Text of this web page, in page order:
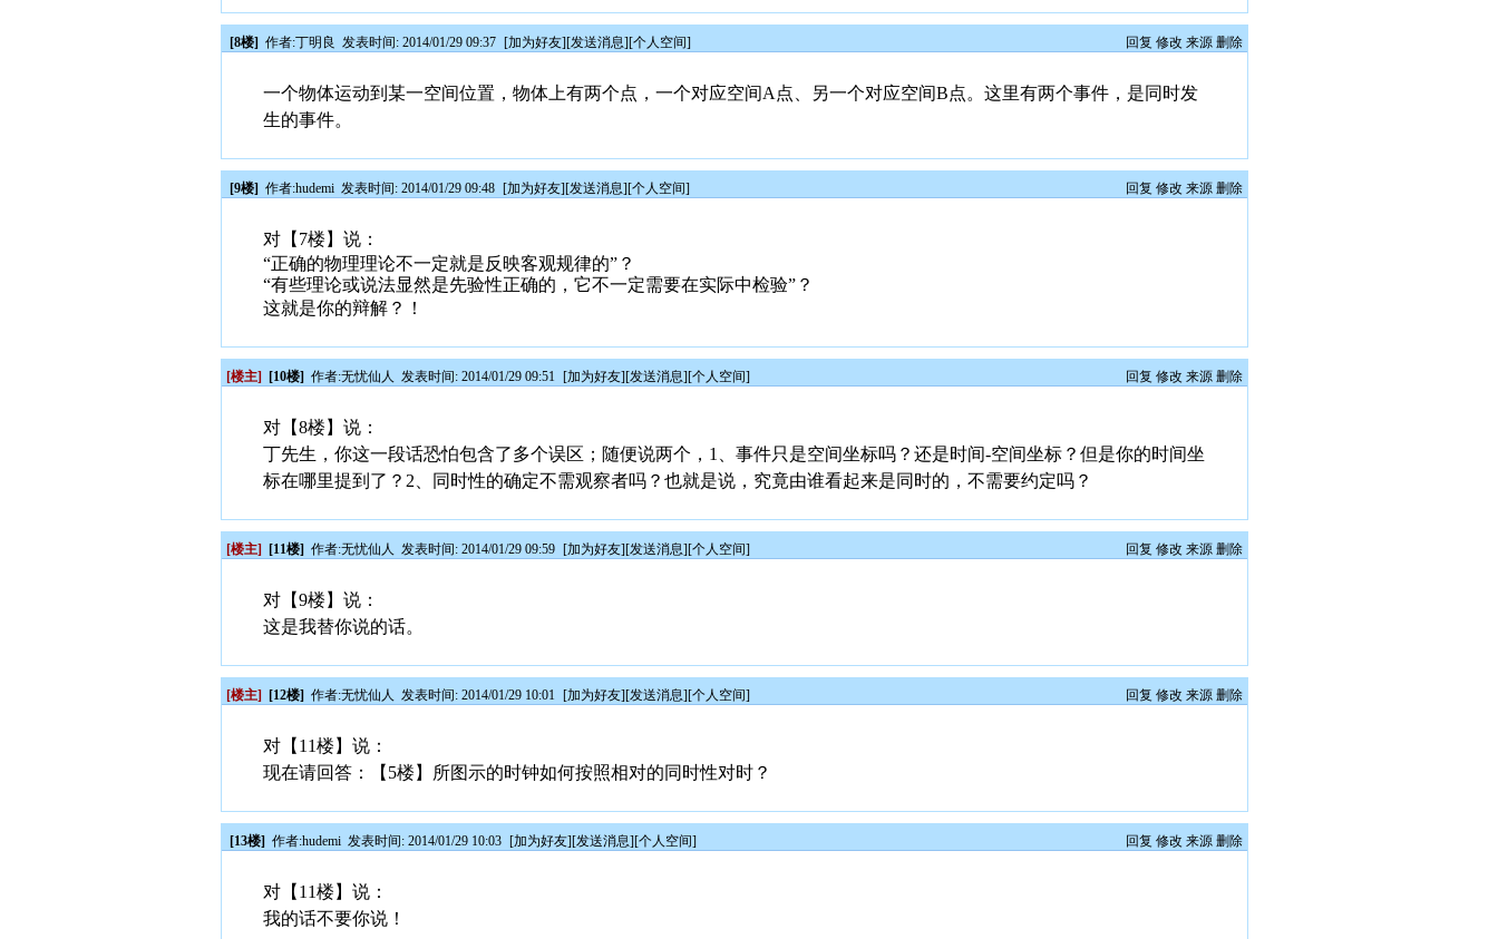
[8楼] 作者:丁明良 发表时间: 2014/01/29 09:37 [加为好友][发送消息][个人空间] 回复 修改 来源 删除
一个物体运动到某一空间位置，物体上有两个点，一个对应空间A点、另一个对应空间B点。这里有两个事件，是同时发
生的事件。
[9楼] 作者:hudemi 发表时间: 2014/01/29 09:48 [加为好友][发送消息][个人空间] 回复 修改 来源 删除
对【7楼】说：
“正确的物理理论不一定就是反映客观规律的”？
“有些理论或说法显然是先验性正确的，它不一定需要在实际中检验”？
这就是你的辩解？！
[楼主] [10楼] 作者:无忧仙人 发表时间: 2014/01/29 09:51 [加为好友][发送消息][个人空间] 回复 修改 来源 删除
对【8楼】说：
丁先生，你这一段话恐怕包含了多个误区；随便说两个，1、事件只是空间坐标吗？还是时间-空间坐标？但是你的时间坐
标在哪里提到了？2、同时性的确定不需观察者吗？也就是说，究竟由谁看起来是同时的，不需要约定吗？
[楼主] [11楼] 作者:无忧仙人 发表时间: 2014/01/29 09:59 [加为好友][发送消息][个人空间] 回复 修改 来源 删除
对【9楼】说：
这是我替你说的话。
[楼主] [12楼] 作者:无忧仙人 发表时间: 2014/01/29 10:01 [加为好友][发送消息][个人空间] 回复 修改 来源 删除
对【11楼】说：
现在请回答：【5楼】所图示的时钟如何按照相对的同时性对时？
[13楼] 作者:hudemi 发表时间: 2014/01/29 10:03 [加为好友][发送消息][个人空间] 回复 修改 来源 删除
对【11楼】说：
我的话不要你说！